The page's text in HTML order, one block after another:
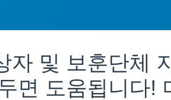
자 및 보훈단체
면 도움됩니다!